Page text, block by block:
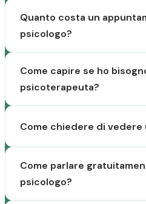
Quanto costa un
psicologo?
Come capire se ho
psicoterapeuta?
Come chiedere di vedere
Come parlare
psicologo?